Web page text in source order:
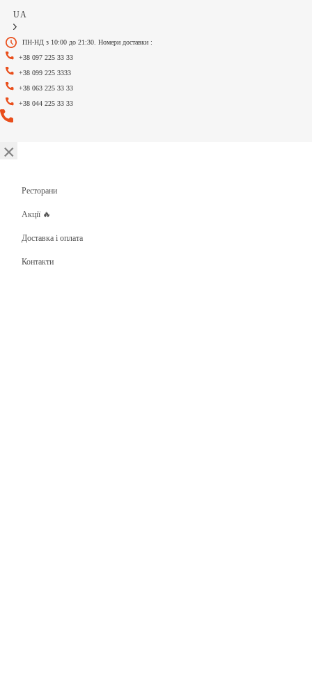
UA
ПН-НД з 10:00 до 21:30. Номери доставки :
+38 097 225 33 33
+38 099 225 3333
+38 063 225 33 33
+38 044 225 33 33
×
Ресторани
Акції 🔥
Доставка і оплата
Контакти